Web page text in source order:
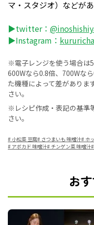
マ・スタジオ）などがあ
▶twitter：
▶Instagram：
※電子レンジを使う場合は
600Wなら0.8倍、700Wな
た機種によって差がありま
さい。
※レシピ作成・表記の基準
さい。
# 小松菜 豆腐# さつまいも 味噌汁# ホ
# アボカド 味噌汁# チンゲン菜 味噌汁#
お